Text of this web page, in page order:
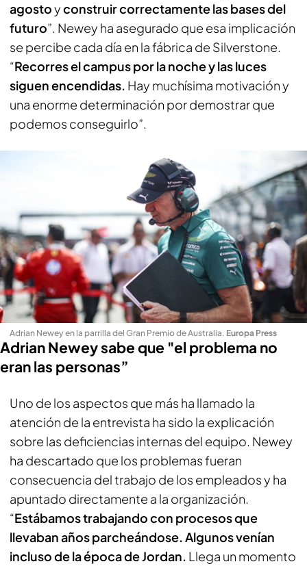
agostoyconstruir correctamente las bases del
futuro”. Newey ha asegurado que esa implicación
se percibe cada día en la fábrica de Silverstone.
“Recorres el campus por la noche y las luces
siguen encendidas. Hay muchísima motivación y
una enorme determinación por demostrar que
podemos conseguirlo”.
Adrian Newey en la parrilla del Gran Premio de Australia. Europa Press
Adrian Newey sabe que "el problema no
eran las personas”
Uno de los aspectos que más ha llamado la
atención de la entrevista ha sido la explicación
sobre las deficiencias internas del equipo. Newey
ha descartado que los problemas fueran
consecuencia del trabajo de los empleados y ha
apuntado directamente a la organización.
“Estábamos trabajando con procesos que
llevaban años parcheándose. Algunos venían
incluso de la época de Jordan. Llega un momento